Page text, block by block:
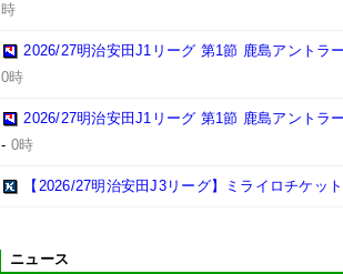
時
2026/27明治安田J1リーグ 第1節 鹿島アントラ
0時
2026/27明治安田J1リーグ 第1節 鹿島アントラ
- 0時
【2026/27明治安田J3リーグ】ミライロチケッ
ニュース